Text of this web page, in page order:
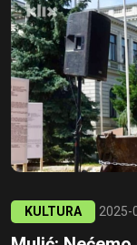
KULTURA 2025-